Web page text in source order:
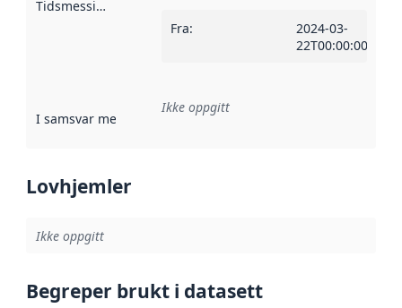
Tidsmessig avgrensning
Fra:
2024-03-
22T00:00:00Z
I samsvar med Referanse til en implementasjonsregel
Ikke oppgitt
Lovhjemler
Ikke oppgitt
Begreper brukt i datasett